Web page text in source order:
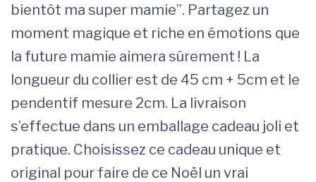
bientôt ma super mamie”. Partagez un
moment magique et riche en émotions que
la future mamie aimera sûrement ! La
longueur du collier est de 45 cm + 5cm et le
pendentif mesure 2cm. La livraison
s’effectue dans un emballage cadeau joli et
pratique. Choisissez ce cadeau unique et
original pour faire de ce Noël un vrai